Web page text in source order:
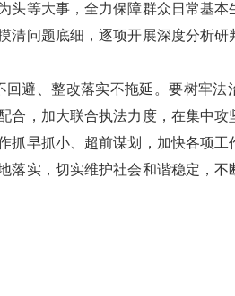
头等大事，全力保障群众日常基本
清问题底细，逐项开展深度分析研
避、整改落实不拖延。要树牢法
合，加大联合执法力度，在集中攻
抓早抓小、超前谋划，加快各项工
落实，切实维护社会和谐稳定，不